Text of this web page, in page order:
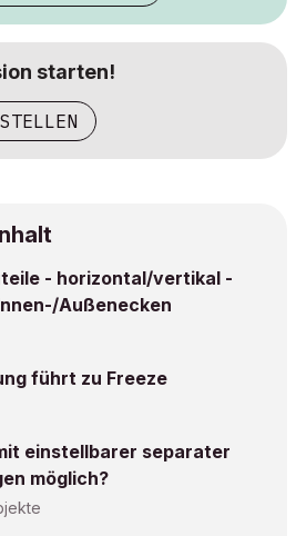
starten!
- horizontal/vertikal -
Außenecken
führt zu Freeze
einstellbarer separater
möglich?